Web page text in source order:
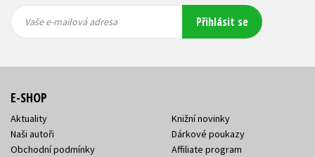
mailová
mailová
Vaše e-mailová adresa Přihlásit se
E-SHOP
Aktuality
Naši autoři
Obchodní podmínky
Knižní novinky
Dárkové poukazy
Affiliate program